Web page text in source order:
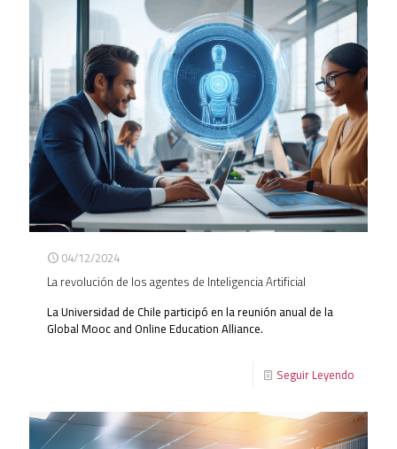
04/12/2024
La revolución de los agentes de Inteligencia Artificial
La Universidad de Chile participó en la reunión anual de la
Global Mooc and Online Education Alliance.
Seguir Leyendo